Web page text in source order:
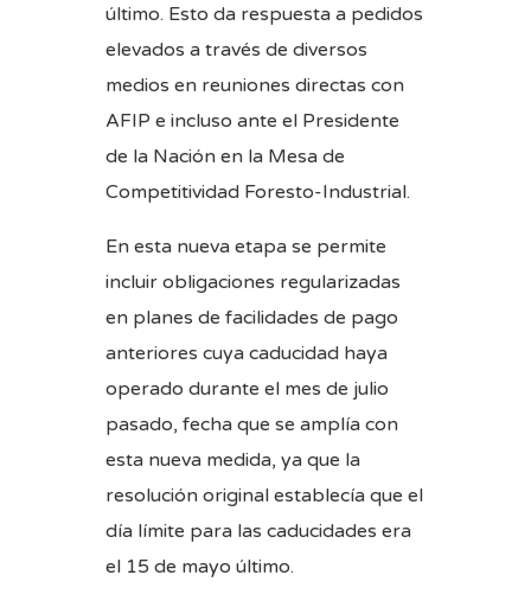
último. Esto da respuesta a pedidos
elevados a través de diversos
medios en reuniones directas con
AFIP e incluso ante el Presidente
de la Nación en la Mesa de
Competitividad Foresto-Industrial.
En esta nueva etapa se permite
incluir obligaciones regularizadas
en planes de facilidades de pago
anteriores cuya caducidad haya
operado durante el mes de julio
pasado, fecha que se amplía con
esta nueva medida, ya que la
resolución original establecía que el
día límite para las caducidades era
el 15 de mayo último.